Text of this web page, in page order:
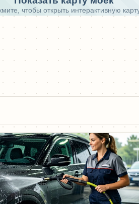
чтобы открыть интерактивную